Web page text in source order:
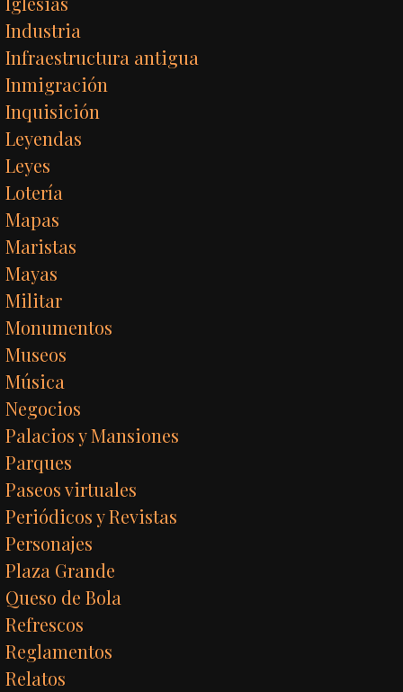
Industria
Infraestructura antigua
Inmigración
Inquisición
Leyendas
Leyes
Lotería
Mapas
Maristas
Mayas
Militar
Monumentos
Museos
Música
Negocios
Palacios y Mansiones
Parques
Paseos virtuales
Periódicos y Revistas
Personajes
Plaza Grande
Queso de Bola
Refrescos
Reglamentos
Relatos